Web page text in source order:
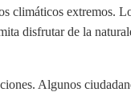
climáticos extremos.
disfrutar de la
Algunos